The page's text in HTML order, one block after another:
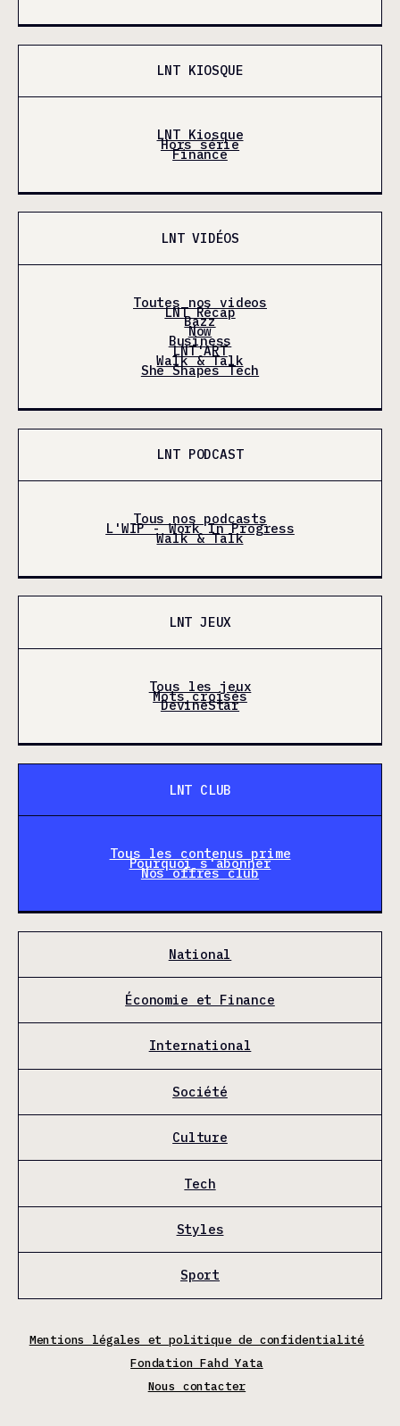
LNT KIOSQUE
LNT Kiosque
Hors série
Finance
LNT VIDÉOS
Toutes nos videos
LNT Récap
Bazz
Now
Business
LNT'ART
Walk & Talk
She Shapes Tech
LNT PODCAST
Tous nos podcasts
L'WIP - Work In Progress
Walk & Talk
LNT JEUX
Tous les jeux
Mots croisés
DevineStar
LNT CLUB
Tous les contenus prime
Pourquoi s'abonner
Nos offres club
National
Économie et Finance
International
Société
Culture
Tech
Styles
Sport
Mentions légales et politique de confidentialité
Fondation Fahd Yata
Nous contacter